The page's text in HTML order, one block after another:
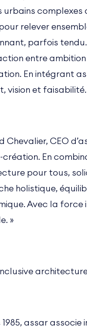
urbains complexes
relever
parfois
entre
En intégrant
vision et
Chevalier, CEO
création. En
pour tous,
holistique,
Avec la force
»
1985, assar